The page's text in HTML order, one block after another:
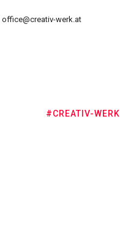
office@creativ-werk.at
#CREATIV-WERK